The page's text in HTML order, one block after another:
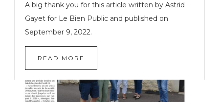
A big thank you for this article written by Astrid
Gayet for Le Bien Public and published on
September 9, 2022.
READ MORE